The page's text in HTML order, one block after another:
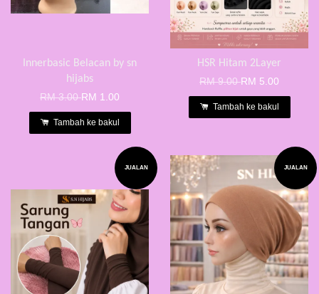
Innerbasic Belacan by sn
hijabs
RM 3.00RM 1.00
Tambah ke bakul
HSR Hitam 2Layer
RM 9.00RM 5.00
Tambah ke bakul
JUALAN JUALAN